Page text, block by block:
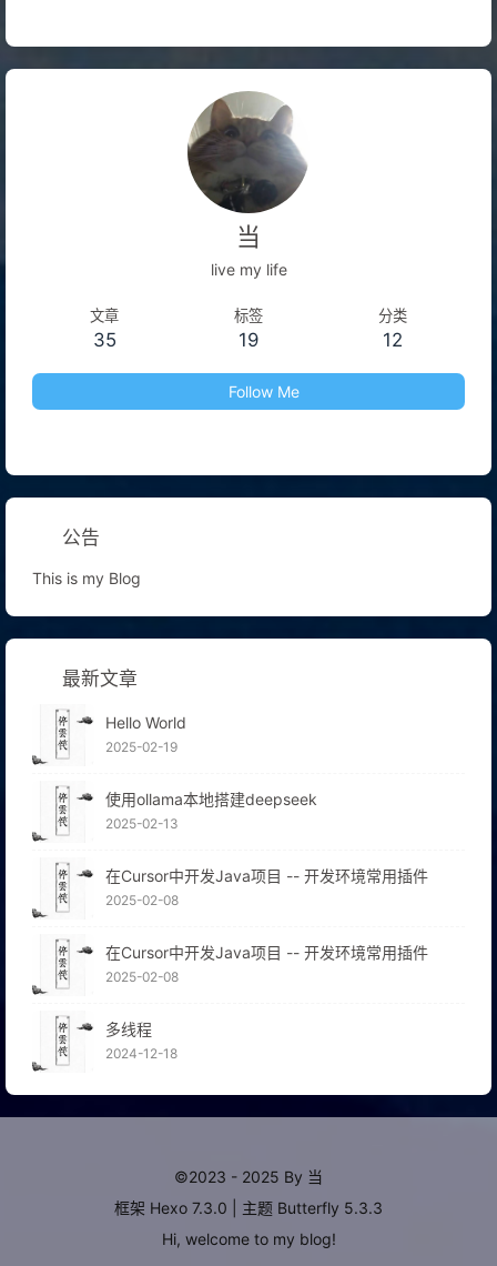
当
live my life
文章
35
标签
19
分类
12
Follow Me
公告
This is my Blog
最新文章
Hello World
2025-02-19
使用ollama本地搭建deepseek
2025-02-13
在Cursor中开发Java项目 -- 开发环境常用插件
2025-02-08
在Cursor中开发Java项目 -- 开发环境常用插件
2025-02-08
多线程
2024-12-18
©2023 - 2025 By 当
框架 Hexo 7.3.0 主题 Butterfly 5.3.3
Hi, welcome to my blog!